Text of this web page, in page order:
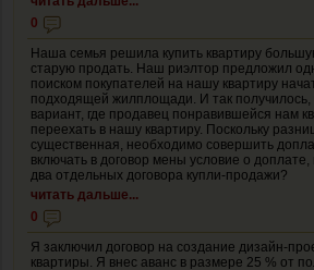
0
Наша семья решила купить квартиру
старую продать. Наш риэлтор предложил
поиском покупателей на нашу квартиру
подходящей жилплощади. И так
вариант, где продавец понравившейся нам
переехать в нашу квартиру. Поскольку
существенная, необходимо совершить
включать в договор мены условие о
два отдельных договора купли-продажи?
читать дальше...
0
Я заключил договор на создание дизайн-
квартиры. Я внес аванс в размере 25 % от